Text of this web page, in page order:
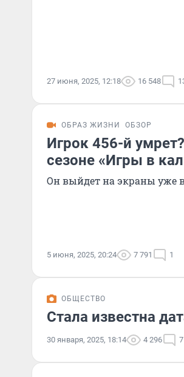
27 июня, 2025, 12:18 16 548
ОБРАЗ ЖИЗНИ ОБЗОР
Игрок 456-й
сезоне «Игры в
Он выйдет на экраны уже
5 июня, 2025, 20:24 7 791 1
ОБЩЕСТВО
Стала известна
30 января, 2025, 18:14 4 296 7